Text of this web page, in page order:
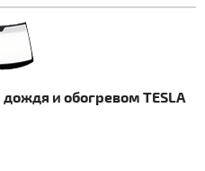
и обогревом TESLA